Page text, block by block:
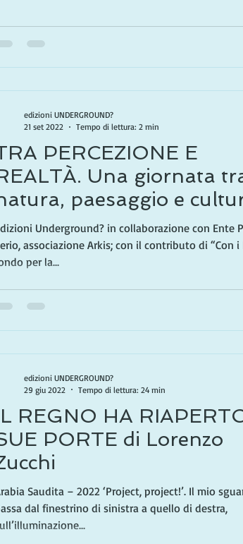
PERCEZIONE E
Una giornata
paesaggio e
Underground? in collaborazione con Ente
associazione Arkis; con il contributo di “Con i
per la...
edizioni UNDERGROUND?
21 set 2022
Tempo di lettura: 2 min
REGNO HA
PORTE di Lorenzo
Saudita – 2022 ‘Project, project!’. Il mio
dal finestrino di sinistra a quello di destra,
edizioni UNDERGROUND?
29 giu 2022
Tempo di lettura: 24 min